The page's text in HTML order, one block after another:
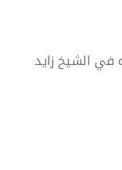
في الشيخ زايد